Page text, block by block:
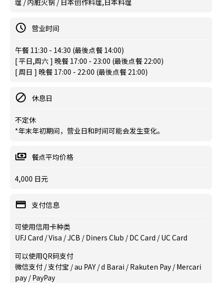
理 / 内脏火锅 / 日本创作料理,日本料理
营业时间
午餐 11:30 - 14:30 (最後点餐 14:00)
[ 平日,周六 ] 晚餐 17:00 - 23:00 (最後点餐 22:00)
[ 周日 ] 晚餐 17:00 - 22:00 (最後点餐 21:00)
休息日
不定休
*年末年初期间，营业日和时间可能会发生变化。
餐点平均价格
4,000 日元
支付信息
可使用信用卡种类
UFJ Card / Visa / JCB / Diners Club / DC Card / UC Card
可以使用QR码支付
微信支付 / 支付宝 / au PAY / d Barai / Rakuten Pay / Mercari
pay / PayPay